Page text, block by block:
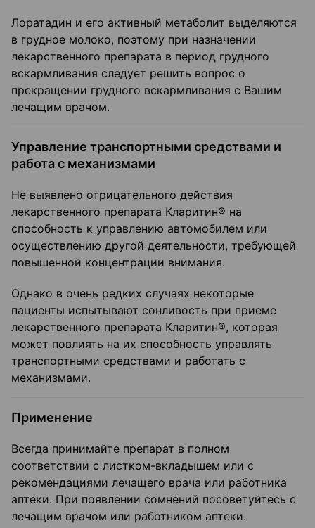
Лоратадин и его активный метаболит выделяются
в грудное молоко, поэтому при назначении
лекарственного препарата в период грудного
вскармливания следует решить вопрос о
прекращении грудного вскармливания с Вашим
лечащим врачом.
Управление транспортными средствами и
работа с механизмами
Не выявлено отрицательного действия
лекарственного препарата Кларитин® на
способность к управлению автомобилем или
осуществлению другой деятельности, требующей
повышенной концентрации внимания.
Однако в очень редких случаях некоторые
пациенты испытывают сонливость при приеме
лекарственного препарата Кларитин®, которая
может повлиять на их способность управлять
транспортными средствами и работать с
механизмами.
Применение
Всегда принимайте препарат в полном
соответствии с листком-вкладышем или с
рекомендациями лечащего врача или работника
аптеки. При появлении сомнений посоветуйтесь с
лечащим врачом или работником аптеки.